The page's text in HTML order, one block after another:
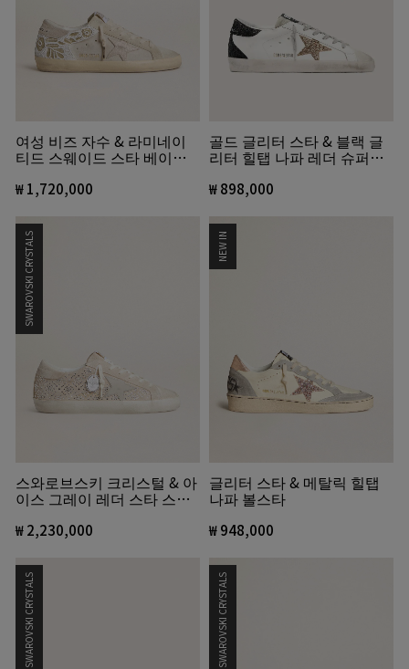
여성 비즈 자수 & 라미네이
티드 스웨이드 스타 베이지
₩ 1,720,000
골드 글리터 스타 & 블랙 글
리터 힐탭 나파 레더 슈퍼스
₩ 898,000
SWAROVSKI CRYSTALS
스와로브스키 크리스털 & 아
이스 그레이 레더 스타 스웨
₩ 2,230,000
NEW IN
글리터 스타 & 메탈릭 힐탭
나파 볼스타
₩ 948,000
SWAROVSKI CRYSTALS SWAROVSKI CRYSTALS